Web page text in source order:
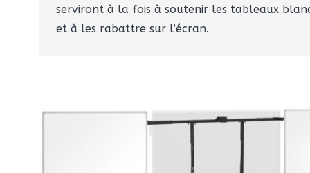
serviront à la fois à soutenir les tableaux
et à les rabattre sur l’écran.